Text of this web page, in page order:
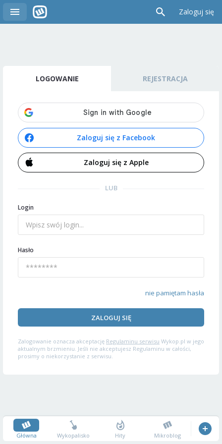
Zaloguj się
LOGOWANIE REJESTRACJA
Zaloguj się z Facebook
Zaloguj się z Apple
LUB
Login
Hasło
nie pamiętam hasła
ZALOGUJ SIĘ
Zalogowanie oznacza akceptację Regulaminu serwisu Wykop.pl w jego
aktualnym brzmieniu. Jeśli nie akceptujesz Regulaminu w całości,
prosimy o niekorzystanie z serwisu.
Główna Wykopalisko Hity Mikroblog